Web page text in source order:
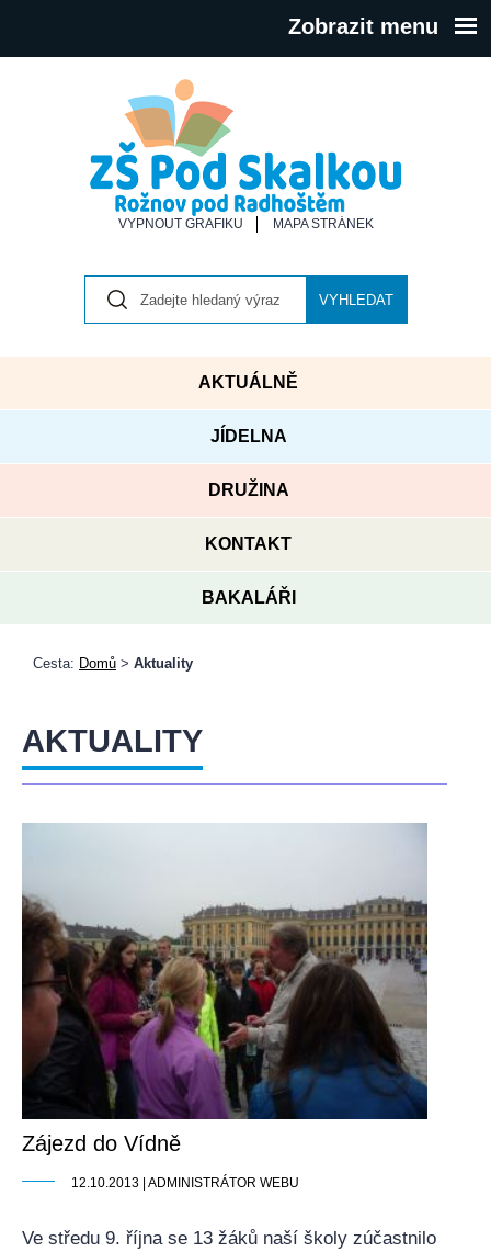
Zobrazit menu
VYPNOUT GRAFIKU MAPA STRÁNEK
VYHLEDAT
AKTUÁLNĚ
JÍDELNA
DRUŽINA
KONTAKT
BAKALÁŘI
Cesta: Domů > Aktuality
AKTUALITY
Zájezd do Vídně
12.10.2013 | ADMINISTRÁTOR WEBU
Ve středu 9. října se 13 žáků naší školy zúčastnilo